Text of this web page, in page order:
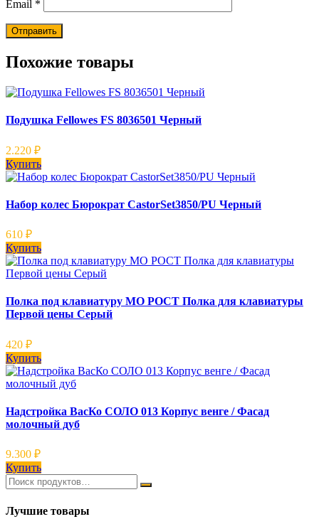
Email *
Похожие товары
Подушка Fellowes FS 8036501 Черный
2.220 ₽
Купить
Набор колес Бюрократ CastorSet3850/PU Черный
610 ₽
Купить
Полка под клавиатуру МО РОСТ Полка для клавиатуры
Первой цены Серый
420 ₽
Купить
Надстройка ВасКо СОЛО 013 Корпус венге / Фасад
молочный дуб
9.300 ₽
Купить
Лучшие товары